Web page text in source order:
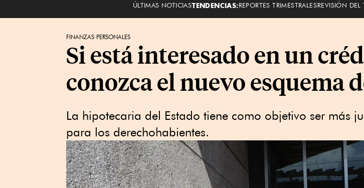
ÚLTIMAS NOTICIASTENDENCIAS:REPORTES TRIMESTRALESREVISIÓN DEL
FINANZAS PERSONALES
Si está interesado en un
conozca el nuevo esquema
La hipotecaria del Estado tiene como objetivo ser más
para los derechohabientes.